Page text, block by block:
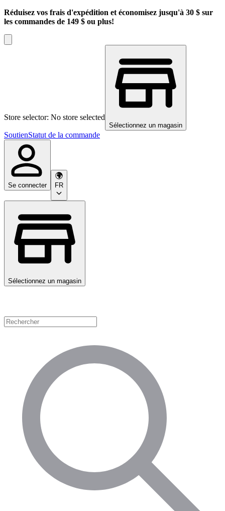
Réduisez vos frais d'expédition et économisez jusqu'à 30 $ sur
les commandes de 149 $ ou plus!
Store selector: No store selected
Sélectionnez un magasin
SoutienStatut de la commande
Se connecter FR
Sélectionnez un magasin